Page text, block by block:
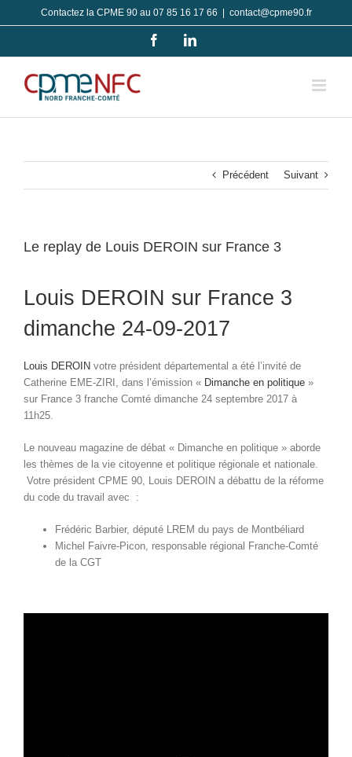
au
Contactez la CPME 90 au 07 85 16 17 66 contact@cpme90.fr
FacebookLinkedIn
Précédent Suivant
Le replay de Louis DEROIN sur France 3
Louis DEROIN sur France 3
dimanche 24-09-2017
Louis DEROIN votre président départemental a été l’invité de
Catherine EME-ZIRI, dans l’émission « Dimanche en politique »
sur France 3 franche Comté dimanche 24 septembre 2017 à
11h25.
Le nouveau magazine de débat « Dimanche en politique » aborde
les thèmes de la vie citoyenne et politique régionale et nationale.
Votre président CPME 90, Louis DEROIN a débattu de la réforme
du code du travail avec :
Frédéric Barbier, député LREM du pays de Montbéliard
Michel Faivre-Picon, responsable régional Franche-Comté
de la CGT